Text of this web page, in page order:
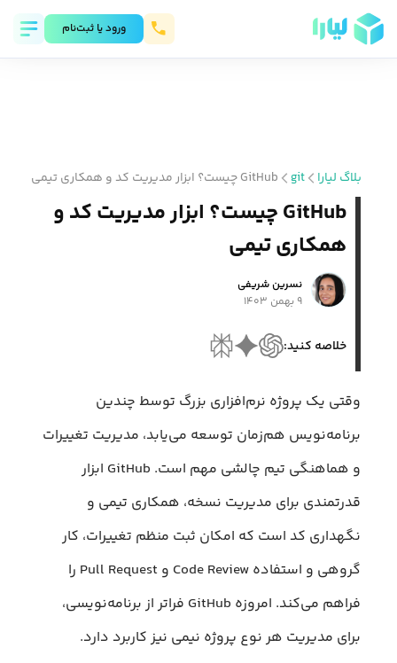
ورود يا ثبت‌نام
بلاگ لیارا git GitHub چیست؟ ابزار مدیریت کد و همکاری تیمی
GitHub چیست؟ ابزار مدیریت کد و
همکاری تیمی
نسرین شریفی
۹ بهمن ۱۴۰۳
خلاصه کنید:
وقتی یک پروژه نرم‌افزاری بزرگ توسط چندین
برنامه‌نویس هم‌زمان توسعه می‌یابد، مدیریت تغییرات
و هماهنگی تیم چالشی مهم است. GitHub ابزار
قدرتمندی برای مدیریت نسخه، همکاری تیمی و
نگهداری کد است که امکان ثبت منظم تغییرات، کار
گروهی و استفاده Code Review و Pull Request را
فراهم می‌کند. امروزه GitHub فراتر از برنامه‌نویسی،
برای مدیریت هر نوع پروژه نیمی نیز کاربرد دارد.